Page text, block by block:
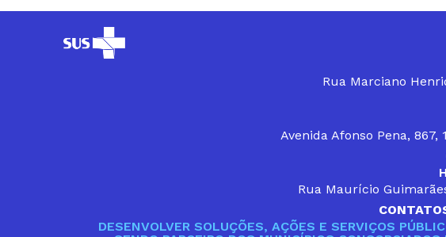
Rua Marciano
Avenida Afonso Pena, 867,
Rua Maurício
DESENVOLVER SOLUÇÕES, AÇÕES E SERVIÇOS